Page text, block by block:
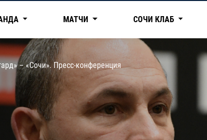
Нефтехимик
Трактор
Дивизион Чернышева
Авангард
Адмирал
КХЛ
МАТЧИ СОЧИ КЛАБ
– «Сочи». Пресс-конференция